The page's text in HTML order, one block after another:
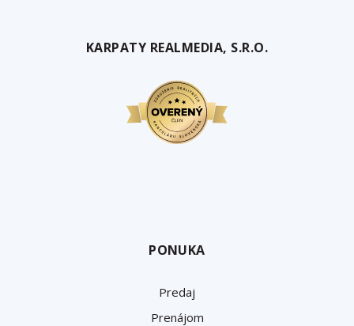
KARPATY REALMEDIA, S.R.O.
PONUKA
Predaj
Prenájom